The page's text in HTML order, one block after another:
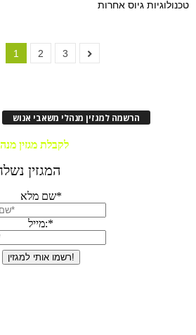
טכנולוגיות גיוס אחרות
1 2 3
הרשמה למגזין מנהלי משאבי אנוש